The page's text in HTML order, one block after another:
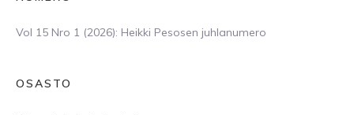
Vol 15 Nro 1 (2026): Heikki Pesosen juhlanumero
OSASTO